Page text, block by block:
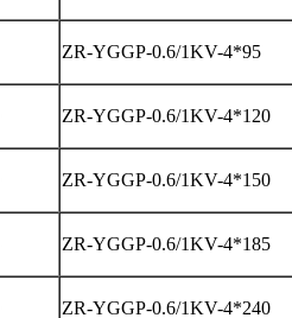
ZR-YGGP-0.6/1KV-4*95
ZR-YGGP-0.6/1KV-4*120
ZR-YGGP-0.6/1KV-4*150
ZR-YGGP-0.6/1KV-4*185
ZR-YGGP-0.6/1KV-4*240